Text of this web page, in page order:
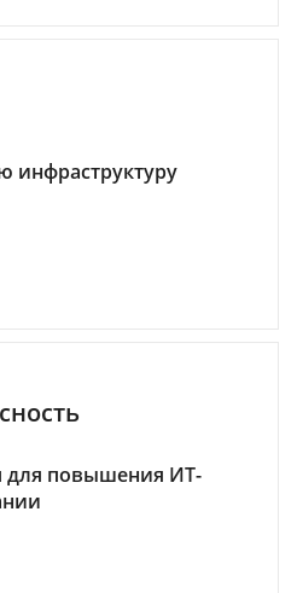
инфраструктуру
для повышения ИТ-